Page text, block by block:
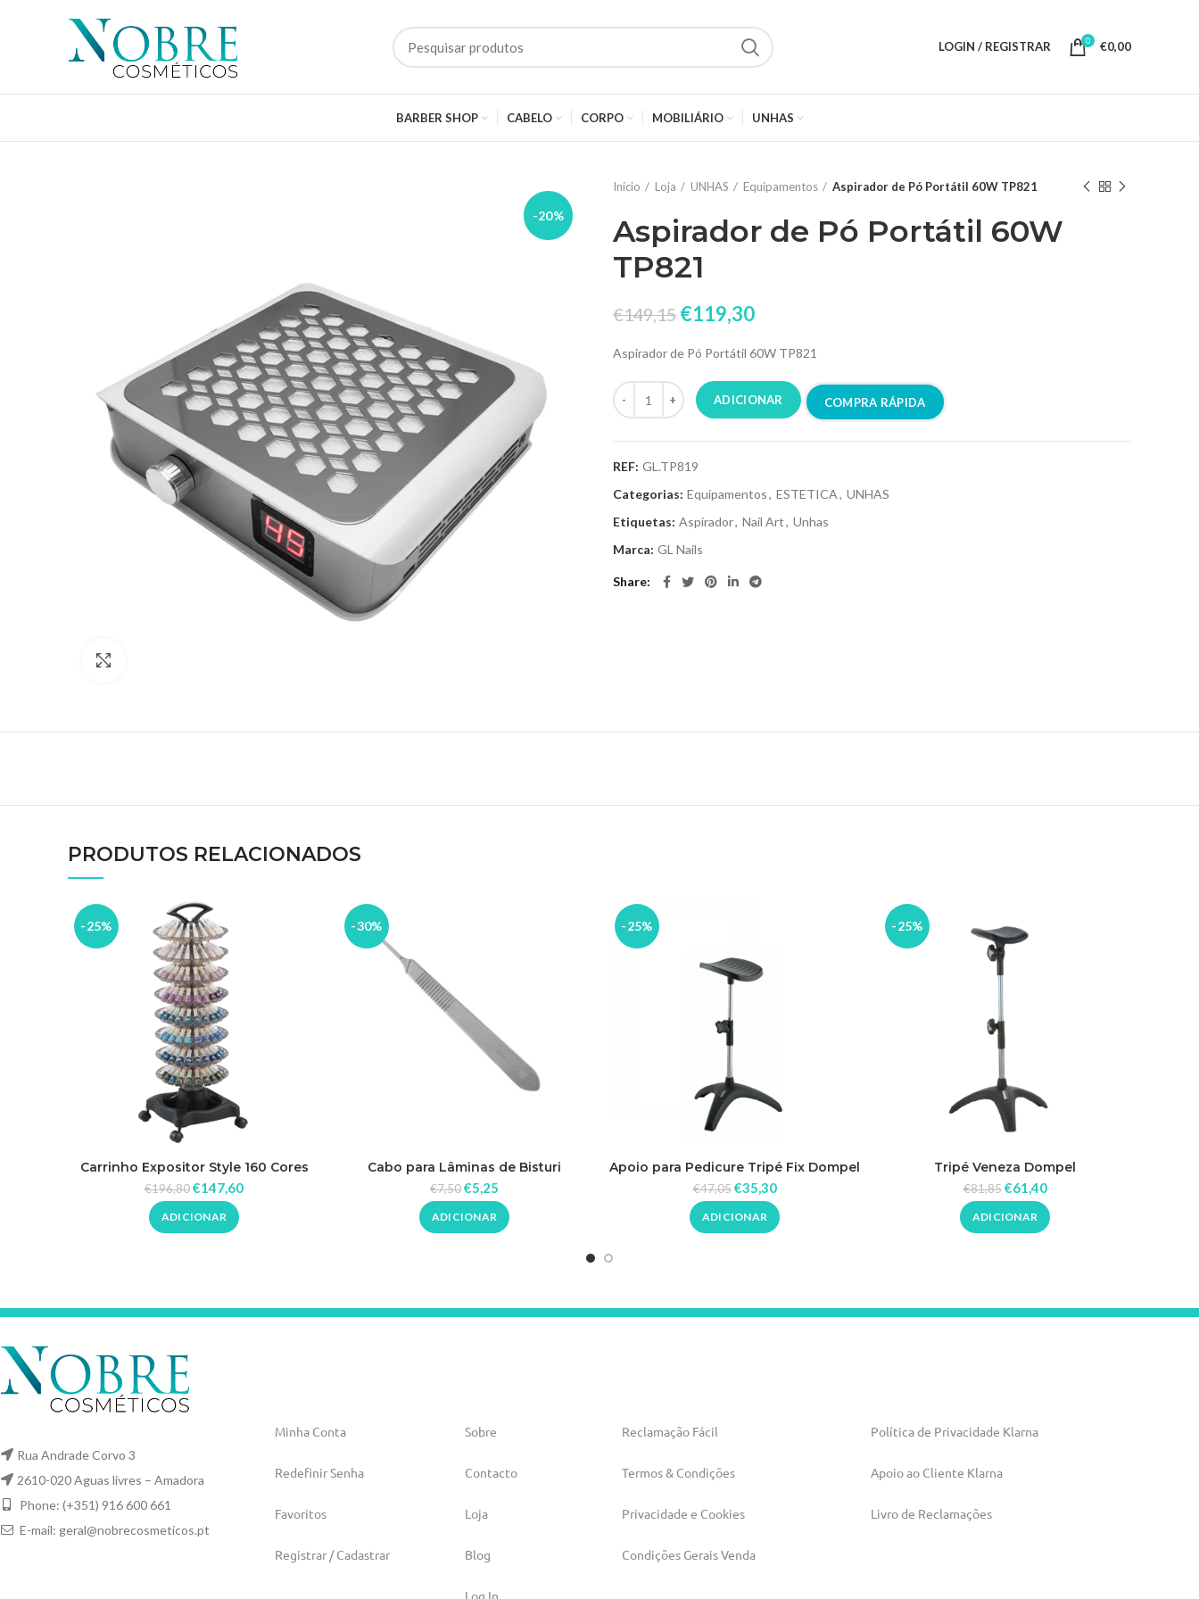
LOGIN / REGISTRAR 0 €0,00
BARBER SHOP CABELO CORPO MOBILIÁRIO UNHAS
-20%
Início Loja UNHAS Equipamentos Aspirador de Pó Portátil 60W TP821
Aspirador de Pó Portátil 60W
TP821
€149,15 €119,30
Aspirador de Pó Portátil 60W TP821
ADICIONAR COMPRA RÁPIDA
REF: GL.TP819
Categorias: Equipamentos, ESTETICA, UNHAS
Etiquetas: Aspirador, Nail Art, Unhas
Marca: GL Nails
Share
PRODUTOS RELACIONADOS
-25%
Carrinho Expositor Style 160 Cores
Dompel
€196,80€147,60
ADICIONAR
-30%
Cabo para Lâminas de Bisturi
Rickiparodi Inox
€7,50€5,25
ADICIONAR
-25%
Apoio para Pedicure Tripé Fix Dompel
€47,05 €35,30
ADICIONAR
-25%
Tripé Veneza Dompel
€81,85 €61,40
ADICIONAR
Rua Andrade Corvo 3
2610-020 Aguas livres – Amadora
Phone: (+351) 916 600 661
E-mail: geral@nobrecosmeticos.pt
Minha Conta
Redefinir Senha
Favoritos
Registrar / Cadastrar
Sobre
Contacto
Loja
Blog
Log In
Reclamação Fácil
Termos & Condições
Privacidade e Cookies
Condições Gerais Venda
Política de Privacidade Klarna
Apoio ao Cliente Klarna
Livro de Reclamações